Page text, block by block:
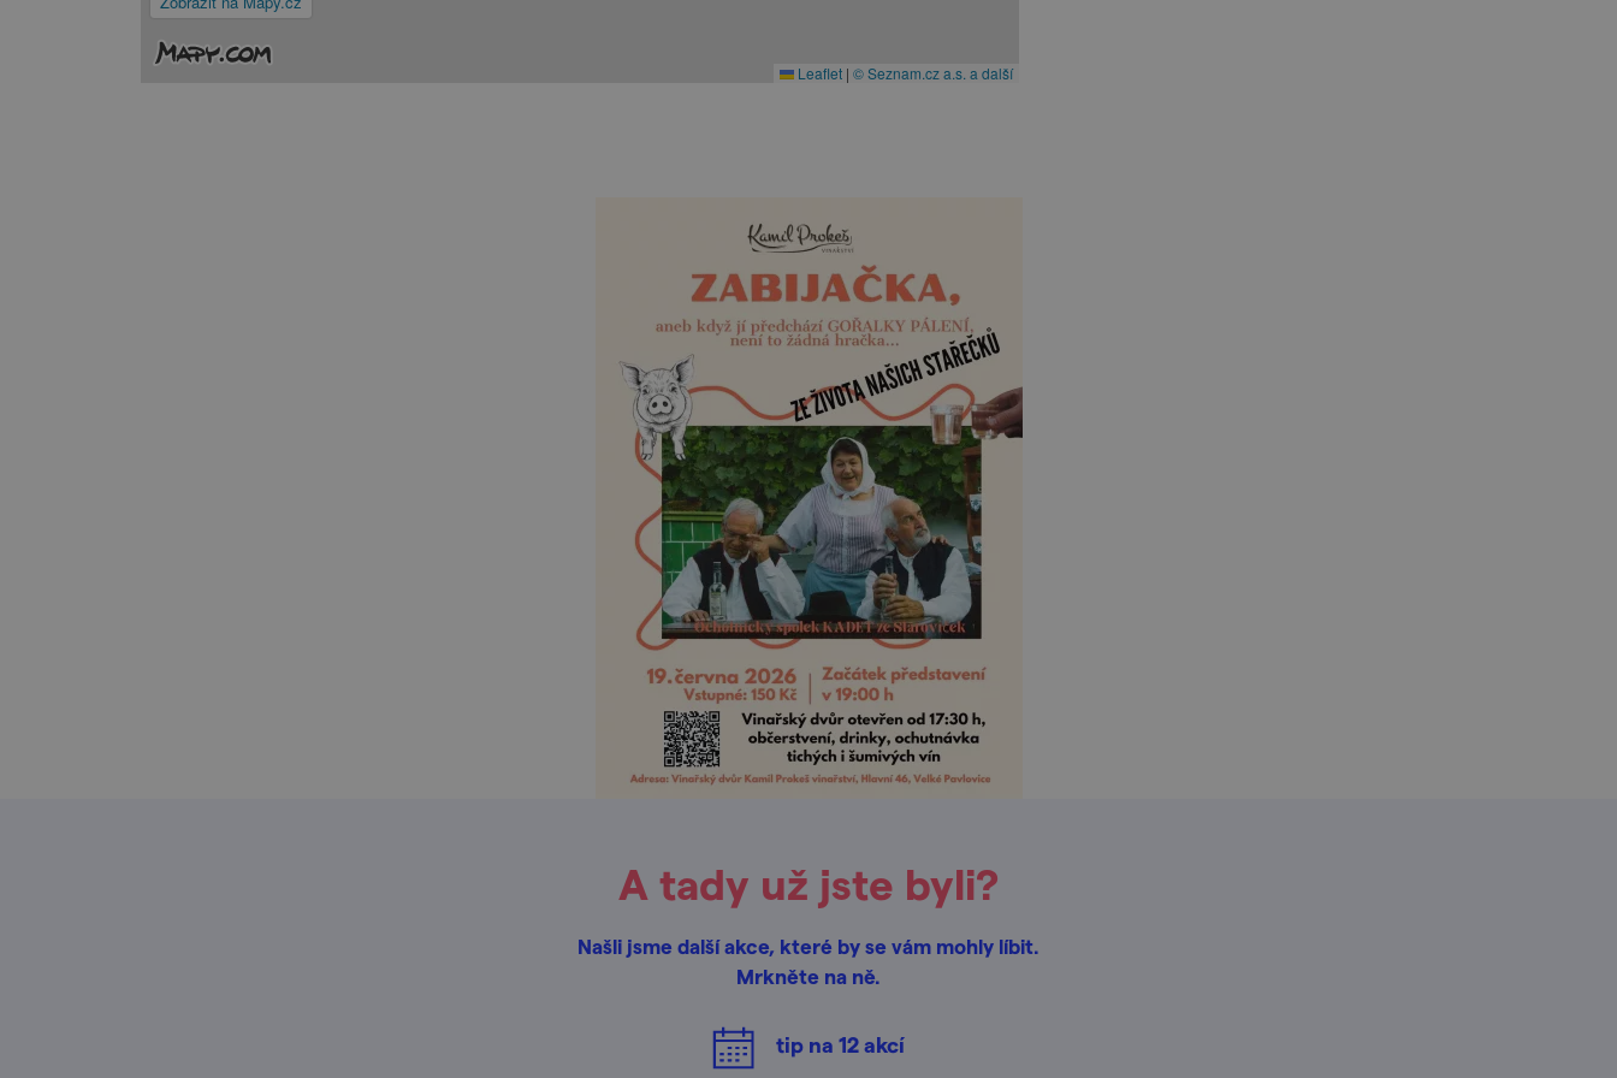
Leaflet | © Seznam.cz a.s. a další
A tady už jste byli?
Našli jsme další akce, které by se vám mohly líbit.
Mrkněte na ně.
tip na 12akcí